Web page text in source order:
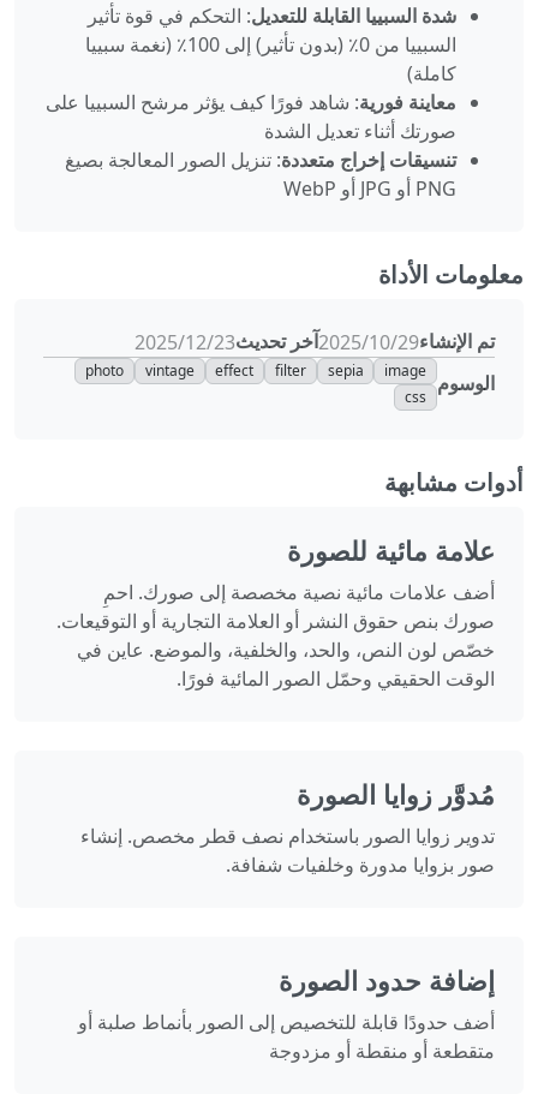
شدة السبييا القابلة للتعديل: التحكم في قوة تأثير
السبييا من 0٪ (بدون تأثير) إلى 100٪ (نغمة سبييا
كاملة)
معاينة فورية: شاهد فورًا كيف يؤثر مرشح السبييا على
صورتك أثناء تعديل الشدة
تنسيقات إخراج متعددة: تنزيل الصور المعالجة بصيغ
PNG أو JPG أو WebP
معلومات الأداة
تم الإنشاء29‏/10‏/2025 آخر تحديث23‏/12‏/2025
الوسوم
image
sepia
filter
effect
vintage
photo
css
أدوات مشابهة
علامة مائية للصورة
أضف علامات مائية نصية مخصصة إلى صورك. احمِ
صورك بنص حقوق النشر أو العلامة التجارية أو التوقيعات.
خصّص لون النص، والحد، والخلفية، والموضع. عاين في
الوقت الحقيقي وحمّل الصور المائية فورًا.
مُدوَّر زوايا الصورة
تدوير زوايا الصور باستخدام نصف قطر مخصص. إنشاء
صور بزوايا مدورة وخلفيات شفافة.
إضافة حدود الصورة
أضف حدودًا قابلة للتخصيص إلى الصور بأنماط صلبة أو
متقطعة أو منقطة أو مزدوجة